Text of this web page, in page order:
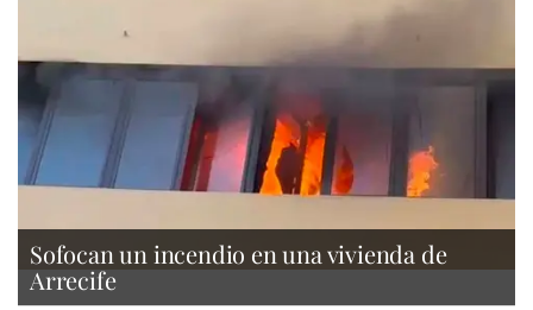
Sofocan un incendio en una vivienda de
Arrecife